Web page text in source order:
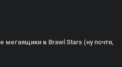
мегаящики в Brawl Stars (ну почти,